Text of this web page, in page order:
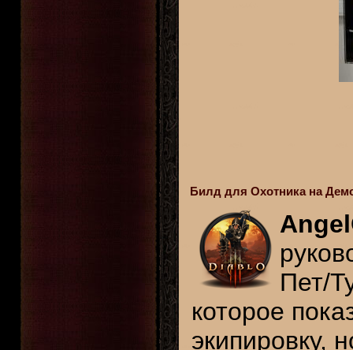
Билд для Охотника на
Пет/
которое
экипировку,